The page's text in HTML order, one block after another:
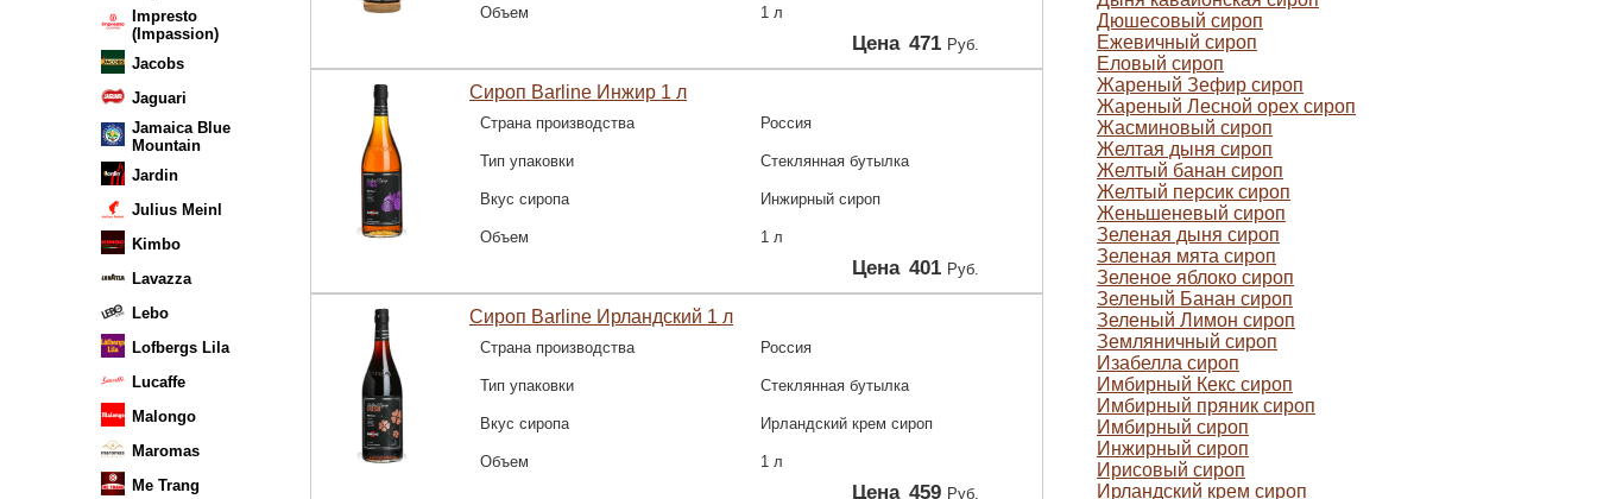
Impresto
(Impassion)
Jacobs
Jaguari
Jamaica Blue
Mountain
Jardin
Julius Meinl
Kimbo
Lavazza
Lebo
Lofbergs Lila
Lucaffe
Malongo
Maromas
Me Trang
Объем 1 л
Цена 471 Руб.
Сироп Barline Инжир 1 л
Страна производства Россия
Тип упаковки Стеклянная бутылка
Вкус сиропа Инжирный сироп
Объем 1 л
Цена 401 Руб.
Сироп Barline Ирландский 1 л
Страна производства Россия
Тип упаковки Стеклянная бутылка
Вкус сиропа Ирландский крем сироп
Объем 1 л
Цена 459 Руб.
Дюшесовый сироп
Ежевичный сироп
Еловый сироп
Жареный Зефир сироп
Жареный Лесной орех сироп
Жасминовый сироп
Желтая дыня сироп
Желтый банан сироп
Желтый персик сироп
Женьшеневый сироп
Зеленая дыня сироп
Зеленая мята сироп
Зеленое яблоко сироп
Зеленый Банан сироп
Зеленый Лимон сироп
Земляничный сироп
Изабелла сироп
Имбирный Кекс сироп
Имбирный пряник сироп
Имбирный сироп
Инжирный сироп
Ирисовый сироп
Ирландский крем сироп